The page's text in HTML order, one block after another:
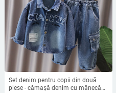
Set denim pentru copii din două
piese - cămașă denim cu mânecă